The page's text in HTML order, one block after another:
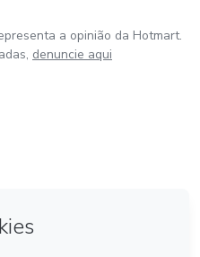
a opinião da Hotmart.
denuncie aqui